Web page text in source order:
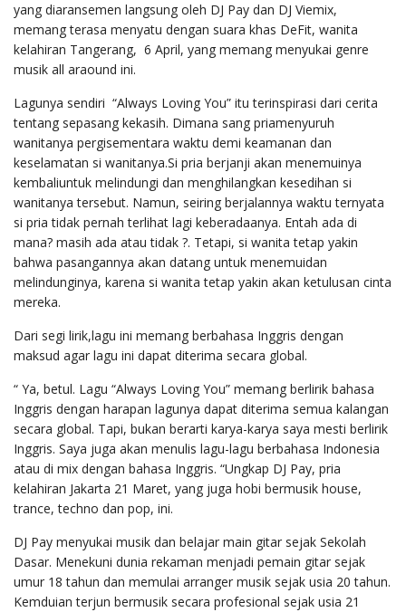
yang diaransemen langsung oleh DJ Pay dan DJ Viemix,
memang terasa menyatu dengan suara khas DeFit, wanita
kelahiran Tangerang, 6 April, yang memang menyukai genre
musik all araound ini.
Lagunya sendiri “Always Loving You” itu terinspirasi dari cerita
tentang sepasang kekasih. Dimana sang priamenyuruh
wanitanya pergisementara waktu demi keamanan dan
keselamatan si wanitanya.Si pria berjanji akan menemuinya
kembaliuntuk melindungi dan menghilangkan kesedihan si
wanitanya tersebut. Namun, seiring berjalannya waktu ternyata
si pria tidak pernah terlihat lagi keberadaanya. Entah ada di
mana? masih ada atau tidak ?. Tetapi, si wanita tetap yakin
bahwa pasangannya akan datang untuk menemuidan
melindunginya, karena si wanita tetap yakin akan ketulusan cinta
mereka.
Dari segi lirik,lagu ini memang berbahasa Inggris dengan
maksud agar lagu ini dapat diterima secara global.
“ Ya, betul. Lagu “Always Loving You” memang berlirik bahasa
Inggris dengan harapan lagunya dapat diterima semua kalangan
secara global. Tapi, bukan berarti karya-karya saya mesti berlirik
Inggris. Saya juga akan menulis lagu-lagu berbahasa Indonesia
atau di mix dengan bahasa Inggris. “Ungkap DJ Pay, pria
kelahiran Jakarta 21 Maret, yang juga hobi bermusik house,
trance, techno dan pop, ini.
DJ Pay menyukai musik dan belajar main gitar sejak Sekolah
Dasar. Menekuni dunia rekaman menjadi pemain gitar sejak
umur 18 tahun dan memulai arranger musik sejak usia 20 tahun.
Kemduian terjun bermusik secara profesional sejak usia 21